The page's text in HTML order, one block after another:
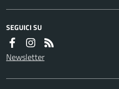
SEGUICI SU
Newsletter